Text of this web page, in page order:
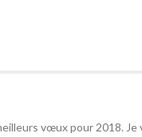
vœux pour 2018. Je